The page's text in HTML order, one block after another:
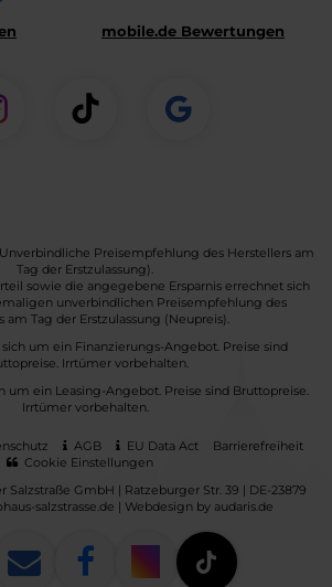
mobile.de Bewertungen
Preisempfehlung des Herstellers am
Tag der Erstzulassung).
sowie die angegebene Ersparnis errechnet sich
unverbindlichen Preisempfehlung des
am Tag der Erstzulassung (Neupreis).
um ein Finanzierungs-Angebot. Preise sind
Irrtümer vorbehalten.
um ein Leasing-Angebot. Preise sind Bruttopreise.
Irrtümer vorbehalten.
AGB EU Data Act
Barrierefreiheit
Cookie Einstellungen
Salzstraße GmbH | Ratzeburger Str. 39 | DE-23879
salzstrasse.de | Webdesign by audaris.de